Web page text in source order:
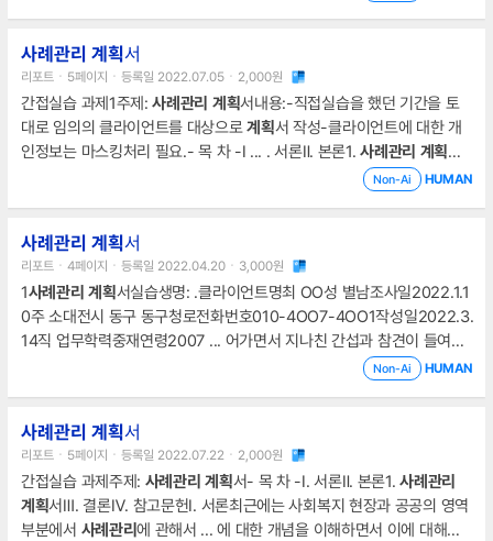
회복지사나사례관리
야 한다.ct2에게는 심리상담치료를 제공하여 정서적 불안감을 해소하게
했
사례 관리 계획서
리포트ㆍ5페이지ㆍ등록일 2022.07.05ㆍ2,000원
간접실습 과제1주제:사례 관리 계획서내용:-직접실습을 했던 기간을 토
대로 임의의 클라이언트를 대상으로계획서 작성-클라이언트에 대한 개
인정보는 마스킹처리 필요.- 목 차 -Ⅰ ... . 서론Ⅱ. 본론1.사례 관리 계획서
라고 하는 것은 ‘환경 속 인간’이라는
이게 된다. 이러한 관점에서 본론에서는
성하며, 이를 서술하고자 한다.Ⅱ. 본론1
Non-Ai HUMAN
사례 관리 계획서
리포트ㆍ4페이지ㆍ등록일 2022.04.20ㆍ3,000원
1사례관리 계획서실습생명: .클라이언트명최 OO성 별남조사일2022.1.1
0주 소대전시 동구 동구청로전화번호010-4OO7-4OO1작성일2022.3.
14직 업무학력중재연령2007 ... 어가면서 지나친 간섭과 참견이 들여나
욕구결과목표세부목표표적체계개
Non-Ai HUMAN
사례 관리 계획서
리포트ㆍ5페이지ㆍ등록일 2022.07.22ㆍ2,000원
간접실습 과제주제: 사례관리 계획서- 목 차 -Ⅰ. 서론Ⅱ. 본론1.사례 관리
계획서Ⅲ. 결론Ⅳ. 참고문헌Ⅰ. 서론최근에는 사회복지 현장과 공공의 영역
부분에서 사례 관리에 관해서 ... 에 대한 개념을 이해하면서 이에 대해서